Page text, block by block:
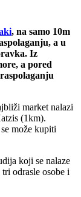
, na samo 10m
a u
Iz
a pored
market nalazi
(1km).
može kupiti
koji se nalaze
odrasle osobe i